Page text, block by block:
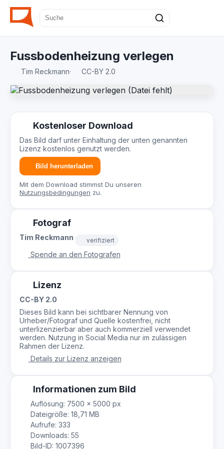
Fussbodenheizung verlegen
Tim Reckmann· CC-BY 2.0
Kostenloser Download
Das Bild darf unter Einhaltung der unten genannten
Lizenz kostenlos genutzt werden.
Bild herunterladen
Mit dem Download stimmst Du unseren
Nutzungsbedingungen zu.
Fotograf
Tim Reckmann verifiziert
Spende an den Fotografen
Lizenz
CC-BY 2.0
Dieses Bild kann bei sichtbarer Nennung von
Urheber/Fotograf und Quelle kostenfrei, nicht
unterlizenzierbar aber auch kommerziell verwendet
werden. Nutzung in Social Media nur im zulässigen
Rahmen der Lizenz.
Details zur Lizenz anzeigen
Informationen zum Bild
Auflösung: 7500 × 5000 px
Dateigröße: 18,71 MB
Aufrufe: 333
Downloads: 55
Bild-ID: 1007396